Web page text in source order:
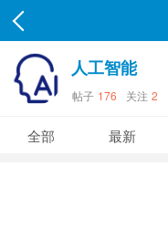
人工智能
帖子 176 关注 2
全部 最新